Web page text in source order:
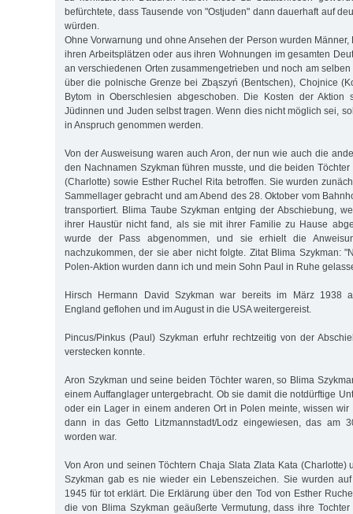
befürchtete, dass Tausende von "Ostjuden" dann dauerhaft auf
würden.
Ohne Vorwarnung und ohne Ansehen der Person wurden
ihren Arbeitsplätzen oder aus ihren Wohnungen im gesamten
an verschiedenen Orten zusammengetrieben und noch am
über die polnische Grenze bei Zbąszyń (Bentschen), Chojnice
Bytom in Oberschlesien abgeschoben. Die Kosten der Aktion
Jüdinnen und Juden selbst tragen. Wenn dies nicht möglich sei,
in Anspruch genommen werden.
Von der Ausweisung waren auch Aron, der nun wie auch die
den Nachnamen Szykman führen musste, und die beiden
(Charlotte) sowie Esther Ruchel Rita betroffen. Sie wurden
Sammellager gebracht und am Abend des 28. Oktober vom
transportiert. Blima Taube Szykman entging der Abschiebung,
ihrer Haustür nicht fand, als sie mit ihrer Familie zu Hause
wurde der Pass abgenommen, und sie erhielt die
nachzukommen, der sie aber nicht folgte. Zitat Blima Szykman:
Polen-Aktion wurden dann ich und mein Sohn Paul in Ruhe
Hirsch Hermann David Szykman war bereits im März 1938
England geflohen und im August in die USA weitergereist.
Pincus/Pinkus (Paul) Szykman erfuhr rechtzeitig von der
verstecken konnte.
Aron Szykman und seine beiden Töchter waren, so Blima
einem Auffanglager untergebracht. Ob sie damit die notdürftige
oder ein Lager in einem anderen Ort in Polen meinte, wissen
dann in das Getto Litzmannstadt/Lodz eingewiesen, das am
worden war.
Von Aron und seinen Töchtern Chaja Slata Zlata Kata (Charlotte)
Szykman gab es nie wieder ein Lebenszeichen. Sie wurden
1945 für tot erklärt. Die Erklärung über den Tod von Esther
die von Blima Szykman geäußerte Vermutung, dass ihre